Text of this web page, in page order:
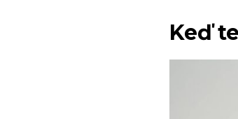
Keď